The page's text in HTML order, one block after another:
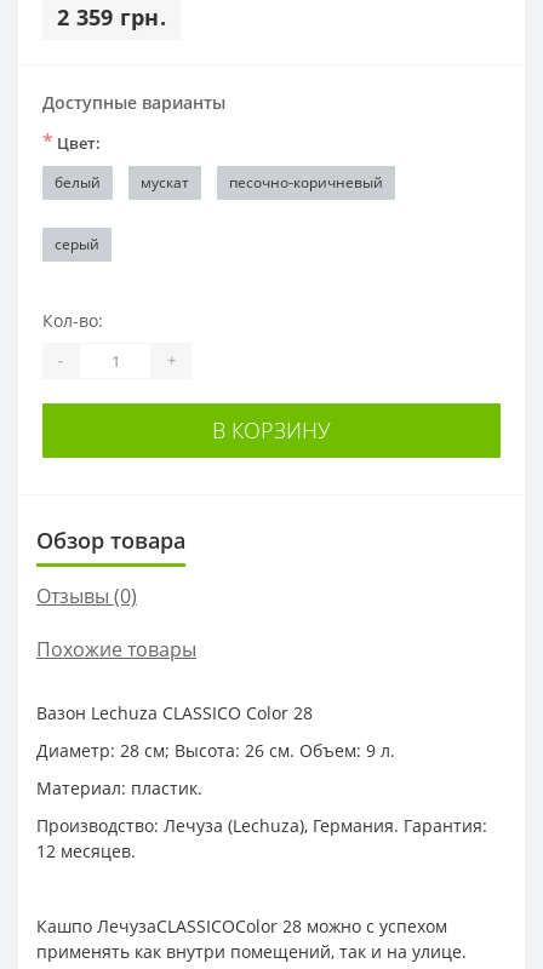
2 359 грн.
Доступные варианты
* Цвет:
белый мускат песочно-коричневый
серый
Кол-во:
- +
В КОРЗИНУ
Обзор товара
Отзывы (0)
Похожие товары
Вазон Lechuza CLASSICO Color 28
Диаметр: 28 см; Высота: 26 см. Объем: 9 л.
Материал: пластик.
Производство: Лечуза (Lechuza), Германия. Гарантия:
12 месяцев.
Кашпо ЛечузаCLASSICOColor 28 можно с успехом
применять как внутри помещений, так и на улице.